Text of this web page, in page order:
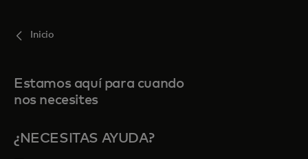
Inicio
Estamos aquí para cuando
nos necesites
¿NECESITAS AYUDA?